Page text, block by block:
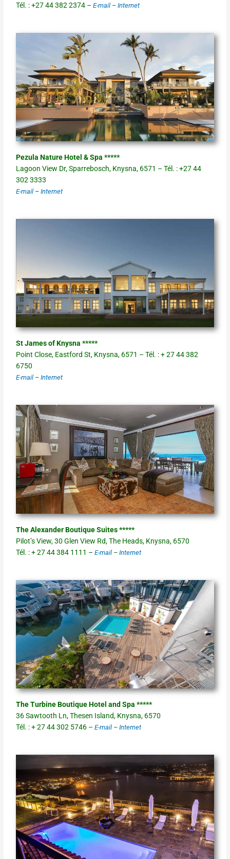
Tél. : +27 44 382 2374 –E-mail –Internet
Pezula Nature Hotel & Spa *****
Lagoon View Dr, Sparrebosch, Knysna, 6571 – Tél. : +27 44
302 3333
E-mail –Internet
St James of Knysna *****
Point Close, Eastford St, Knysna, 6571 – Tél. : + 27 44 382
6750
E-mail –Internet
The Alexander Boutique Suites *****
Pilot’s View, 30 Glen View Rd, The Heads, Knysna, 6570
Tél. : + 27 44 384 1111 –E-mail –Internet
The Turbine Boutique Hotel and Spa *****
36 Sawtooth Ln, Thesen Island, Knysna, 6570
Tél. : + 27 44 302 5746 –E-mail –Internet